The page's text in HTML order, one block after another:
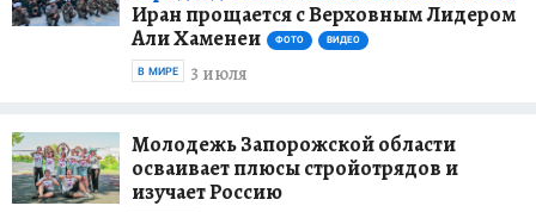
Иран прощается с Верховным Лидером
Али Хаменеи
ФОТО ВИДЕО
3 июля
В МИРЕ
Молодежь Запорожской области
осваивает плюсы стройотрядов и
изучает Россию